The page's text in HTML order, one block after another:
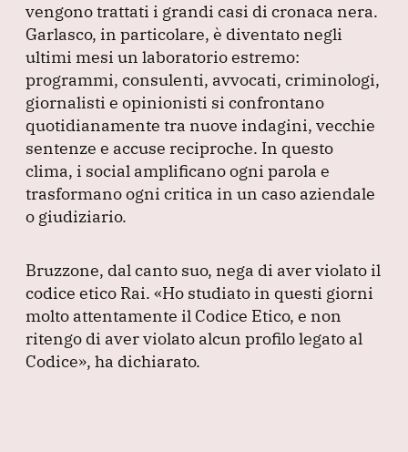
vengono trattati i grandi casi di cronaca nera.
Garlasco, in particolare, è diventato negli
ultimi mesi un laboratorio estremo:
programmi, consulenti, avvocati, criminologi,
giornalisti e opinionisti si confrontano
quotidianamente tra nuove indagini, vecchie
sentenze e accuse reciproche. In questo
clima, i social amplificano ogni parola e
trasformano ogni critica in un caso aziendale
o giudiziario.
Bruzzone, dal canto suo, nega di aver violato il
codice etico Rai. «Ho studiato in questi giorni
molto attentamente il Codice Etico, e non
ritengo di aver violato alcun profilo legato al
Codice», ha dichiarato.